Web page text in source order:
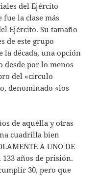
del Ejército
fue la clase más
Ejército. Su tamaño
de este grupo
la década, una opción
desde por lo menos
del «círculo
denominado «los
de aquélla y otras
cuadrilla bien
A UNO DE
133 años de prisión.
30, pero que